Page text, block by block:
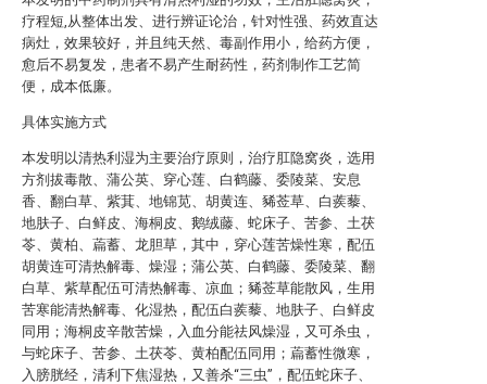
疗程短,从整体出发、进行辨证论治，针对性强、药效直达
病灶，效果较好，并且纯天然、毒副作用小，给药方便，
愈后不易复发，患者不易产生耐药性，药剂制作工艺简
便，成本低廉。
具体实施方式
本发明以清热利湿为主要治疗原则，治疗肛隐窝炎，选用
方剂拔毒散、蒲公英、穿心莲、白鹤藤、委陵菜、安息
香、翻白草、紫萁、地锦苋、胡黄连、豨莶草、白蒺藜、
地肤子、白鲜皮、海桐皮、鹅绒藤、蛇床子、苦参、土茯
苓、黄柏、萹蓄、龙胆草，其中，穿心莲苦燥性寒，配伍
胡黄连可清热解毒、燥湿；蒲公英、白鹤藤、委陵菜、翻
白草、紫草配伍可清热解毒、凉血；豨莶草能散风，生用
苦寒能清热解毒、化湿热，配伍白蒺藜、地肤子、白鲜皮
同用；海桐皮辛散苦燥，入血分能祛风燥湿，又可杀虫，
与蛇床子、苦参、土茯苓、黄柏配伍同用；萹蓄性微寒，
入膀胱经，清利下焦湿热，又善杀“三虫”，配伍蛇床子、